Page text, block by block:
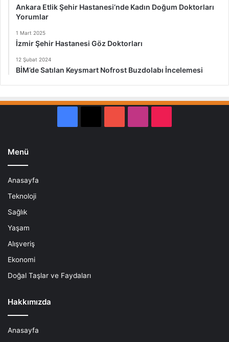
Ankara Etlik Şehir Hastanesi’nde Kadın Doğum Doktorları
Yorumlar
1 Mart 2025
İzmir Şehir Hastanesi Göz Doktorları
12 Şubat 2024
BİM’de Satılan Keysmart Nofrost Buzdolabı İncelemesi
Menü
Anasayfa
Teknoloji
Sağlık
Yaşam
Alışveriş
Ekonomi
Doğal Taşlar ve Faydaları
Hakkımızda
Anasayfa